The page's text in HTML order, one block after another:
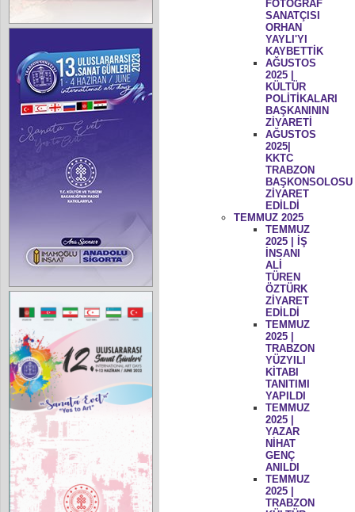
FOTOĞRAF
SANATÇISI
ORHAN
YAYLI'YI
KAYBETTİK
AĞUSTOS
2025 |
KÜLTÜR
POLİTİKALARI
BAŞKANININ
ZİYARETİ
AĞUSTOS
2025|
KKTC
TRABZON
BAŞKONSOLOSU
ZİYARET
EDİLDİ
TEMMUZ 2025
TEMMUZ
2025 | İŞ
İNSANI
ALİ
TÜREN
ÖZTÜRK
ZİYARET
EDİLDİ
TEMMUZ
2025 |
TRABZON
YÜZYILI
KİTABI
TANITIMI
YAPILDI
TEMMUZ
2025 |
YAZAR
NİHAT
GENÇ
ANILDI
TEMMUZ
2025 |
TRABZON